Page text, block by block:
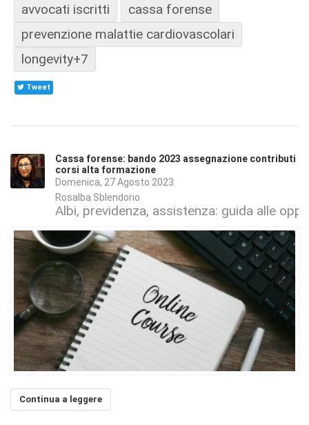
avvocati iscritti
cassa forense
prevenzione malattie cardiovascolari
longevity+7
Tweet
Cassa forense: bando 2023 assegnazione contributi
corsi alta formazione
Domenica, 27 Agosto 2023
Rosalba Sblendorio
Albi, previdenza, assistenza: guida alle
Continua a leggere